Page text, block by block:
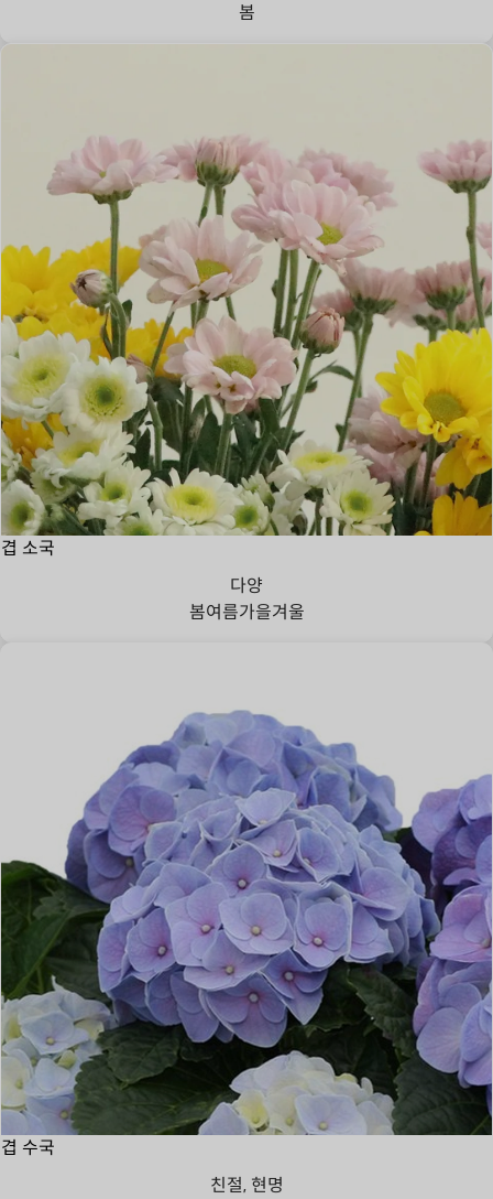
봄
겹 소국
다양
봄여름가을겨울
겹 수국
친절, 현명